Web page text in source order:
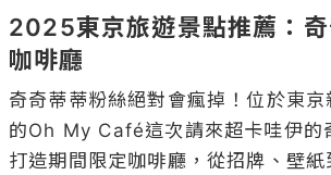
2025東京旅遊景點推薦：
咖啡廳
奇奇蒂蒂粉絲絕對會瘋掉！位於東
的Oh My Café這次請來超卡哇伊的
打造期間限定咖啡廳，從招牌、壁